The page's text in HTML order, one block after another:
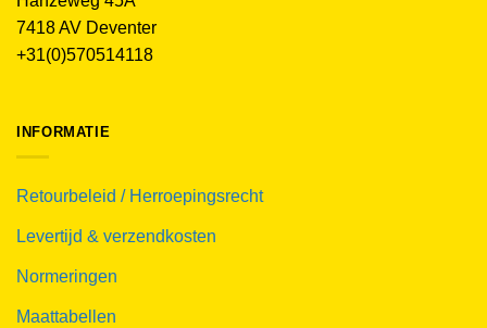
7418 AV Deventer
+31(0)570514118
INFORMATIE
Retourbeleid / Herroepingsrecht
Levertijd & verzendkosten
Normeringen
Maattabellen